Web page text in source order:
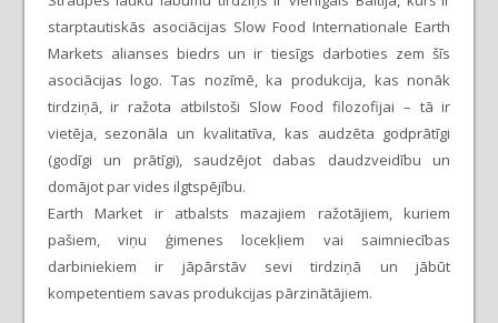
starptautiskās asociācijas Slow Food Internationale Earth
Markets alianses biedrs un ir tiesīgs darboties zem šīs
asociācijas logo. Tas nozīmē, ka produkcija, kas nonāk
tirdziņā, ir ražota atbilstoši Slow Food filozofijai – tā ir
vietēja, sezonāla un kvalitatīva, kas audzēta godprātīgi
(godīgi un prātīgi), saudzējot dabas daudzveidību un
domājot par vides ilgtspējību.
Earth Market ir atbalsts mazajiem ražotājiem, kuriem
pašiem, viņu ģimenes locekļiem vai saimniecības
darbiniekiem ir jāpārstāv sevi tirdziņā un jābūt
kompetentiem savas produkcijas pārzinātājiem.